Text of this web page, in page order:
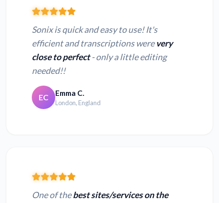
Sonix is quick and easy to use! It's
efficient and transcriptions werevery
close to perfect- only a little editing
needed!!
EC Emma C.
London, England
One of thebest sites/services on the